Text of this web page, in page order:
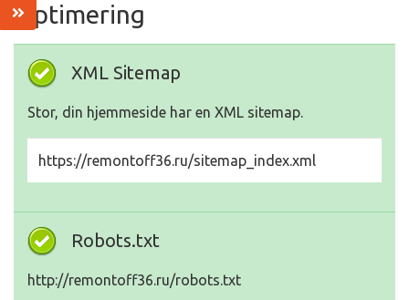
Optimering
XML Sitemap
Stor, din hjemmeside har en XML sitemap.
https://remontoff36.ru/sitemap_index.xml
Robots.txt
http://remontoff36.ru/robots.txt